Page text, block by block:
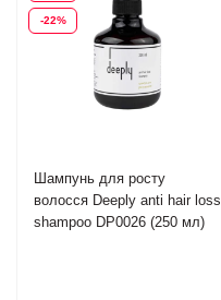
-22%
Шампунь для росту
волосся Deeply anti hair loss
shampoo DP0026 (250 мл)